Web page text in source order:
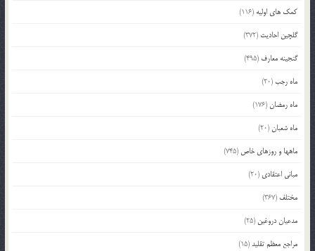
کمک های اولیه (116)
گلچین احادیث (372)
گنجینه معارف (495)
ماه رجب(20)
ماه رمضان(176)
ماه شعبان(20)
ماهها و روزهای خاص (745)
مبانی اعتقادی (20)
مختلف (367)
مدعیان دروغین (25)
مراجع معظم تقلید(15)